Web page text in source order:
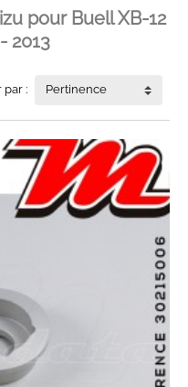
pour Buell XB-12
2013
par : Pertinence